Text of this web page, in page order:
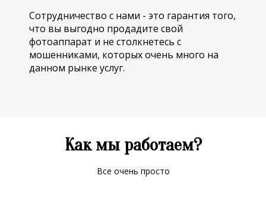
Сотрудничество с нами - это гарантия того,
что вы выгодно продадите свой
фотоаппарат и не столкнетесь с
мошенниками, которых очень много на
данном рынке услуг.
Как мы работаем?
Все очень просто